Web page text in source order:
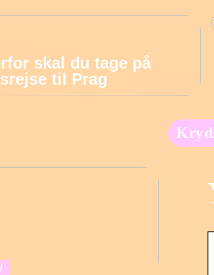
skal du tage på
til Prag